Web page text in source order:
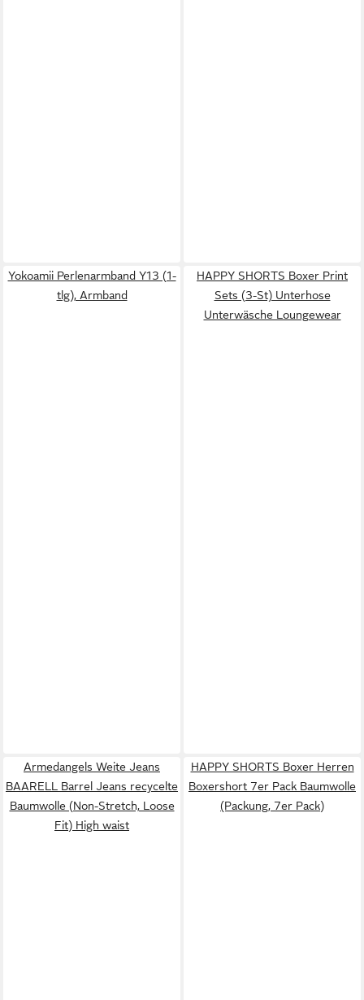
Yokoamii Perlenarmband Y13 (1-
tlg), Armband
HAPPY SHORTS Boxer Print
Sets (3-St) Unterhose
Unterwäsche Loungewear
Armedangels Weite Jeans
BAARELL Barrel Jeans recycelte
Baumwolle (Non-Stretch, Loose
Fit) High waist
HAPPY SHORTS Boxer Herren
Boxershort 7er Pack Baumwolle
(Packung, 7er Pack)